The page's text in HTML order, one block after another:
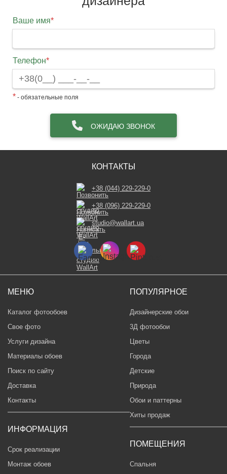
Ваше имя*
Телефон*
* - обязательные поля
ОЖИДАЮ ЗВОНОК
МЕНЮ
Каталог фотообоев
Свое фото
Услуги дизайна
Материалы обоев
Поиск по сайту
Доставка
Контакты
ИНФОРМАЦИЯ
Срок реализации
Монтаж обоев
ПОПУЛЯРНОЕ
Дизайнерские обои
3Д фотообои
Цветы
Города
Детские
Природа
Обои и паттерны
Хиты продаж
ПОМЕЩЕНИЯ
Спальня
КОНТАКТЫ
+38 (044) 229-229-0
+38 (096) 229-229-0
studio@wallart.ua